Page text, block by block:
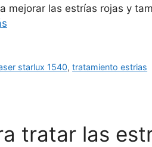
mejorar las estrías rojas y
starlux 1540,tratamiento estrias
tratar las